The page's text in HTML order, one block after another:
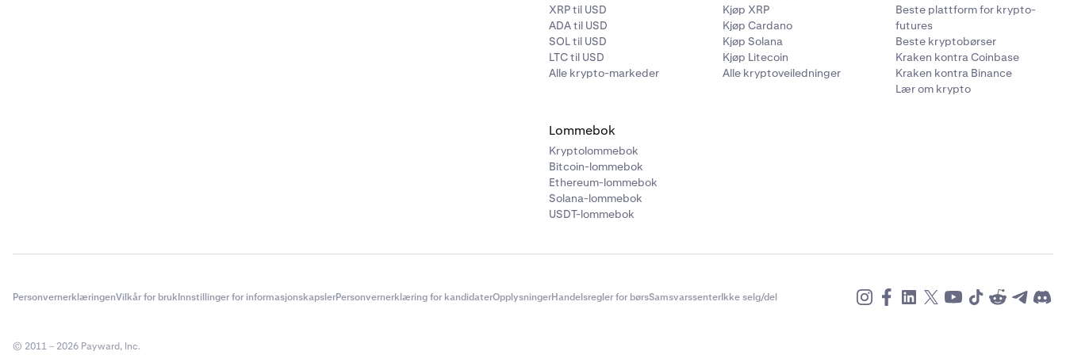
Skriv inn beløpet du ønsker å ta ut – du kan veksle mellom USD og COP.
XRP til USD
ADA til USD
SOL til USD
LTC til USD
Alle krypto-markeder
Kjøp XRP
Kjøp Cardano
Kjøp Solana
Kjøp Litecoin
Alle kryptoveiledninger
Beste plattform for krypto-
futures
Beste kryptobørser
Kraken kontra Coinbase
Kraken kontra Binance
Lær om krypto
Lommebok
Kryptolommebok
Bitcoin-lommebok
Ethereum-lommebok
Solana-lommebok
USDT-lommebok
PersonvernerklæringenVilkår for brukInnstillinger for informasjonskapslerPersonvernerklæring for kandidaterOpplysningerHandelsregler for børsSamsvarssenterIkke selg/del
© 2011 – 2026 Payward, Inc.